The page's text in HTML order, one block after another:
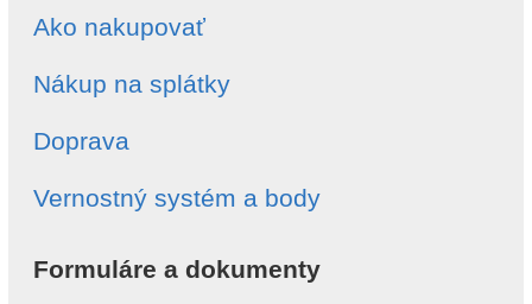
Ako nakupovať
Nákup na splátky
Doprava
Vernostný systém a body
Formuláre a dokumenty